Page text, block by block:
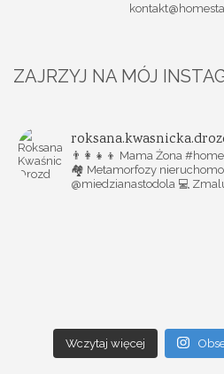
ZAJRZYJ NA MÓJ
👨‍👩‍👧‍👦 Mama Żona
🏘️ Metamorfozy
@miedzianastodola 💻
Wczytaj więcej